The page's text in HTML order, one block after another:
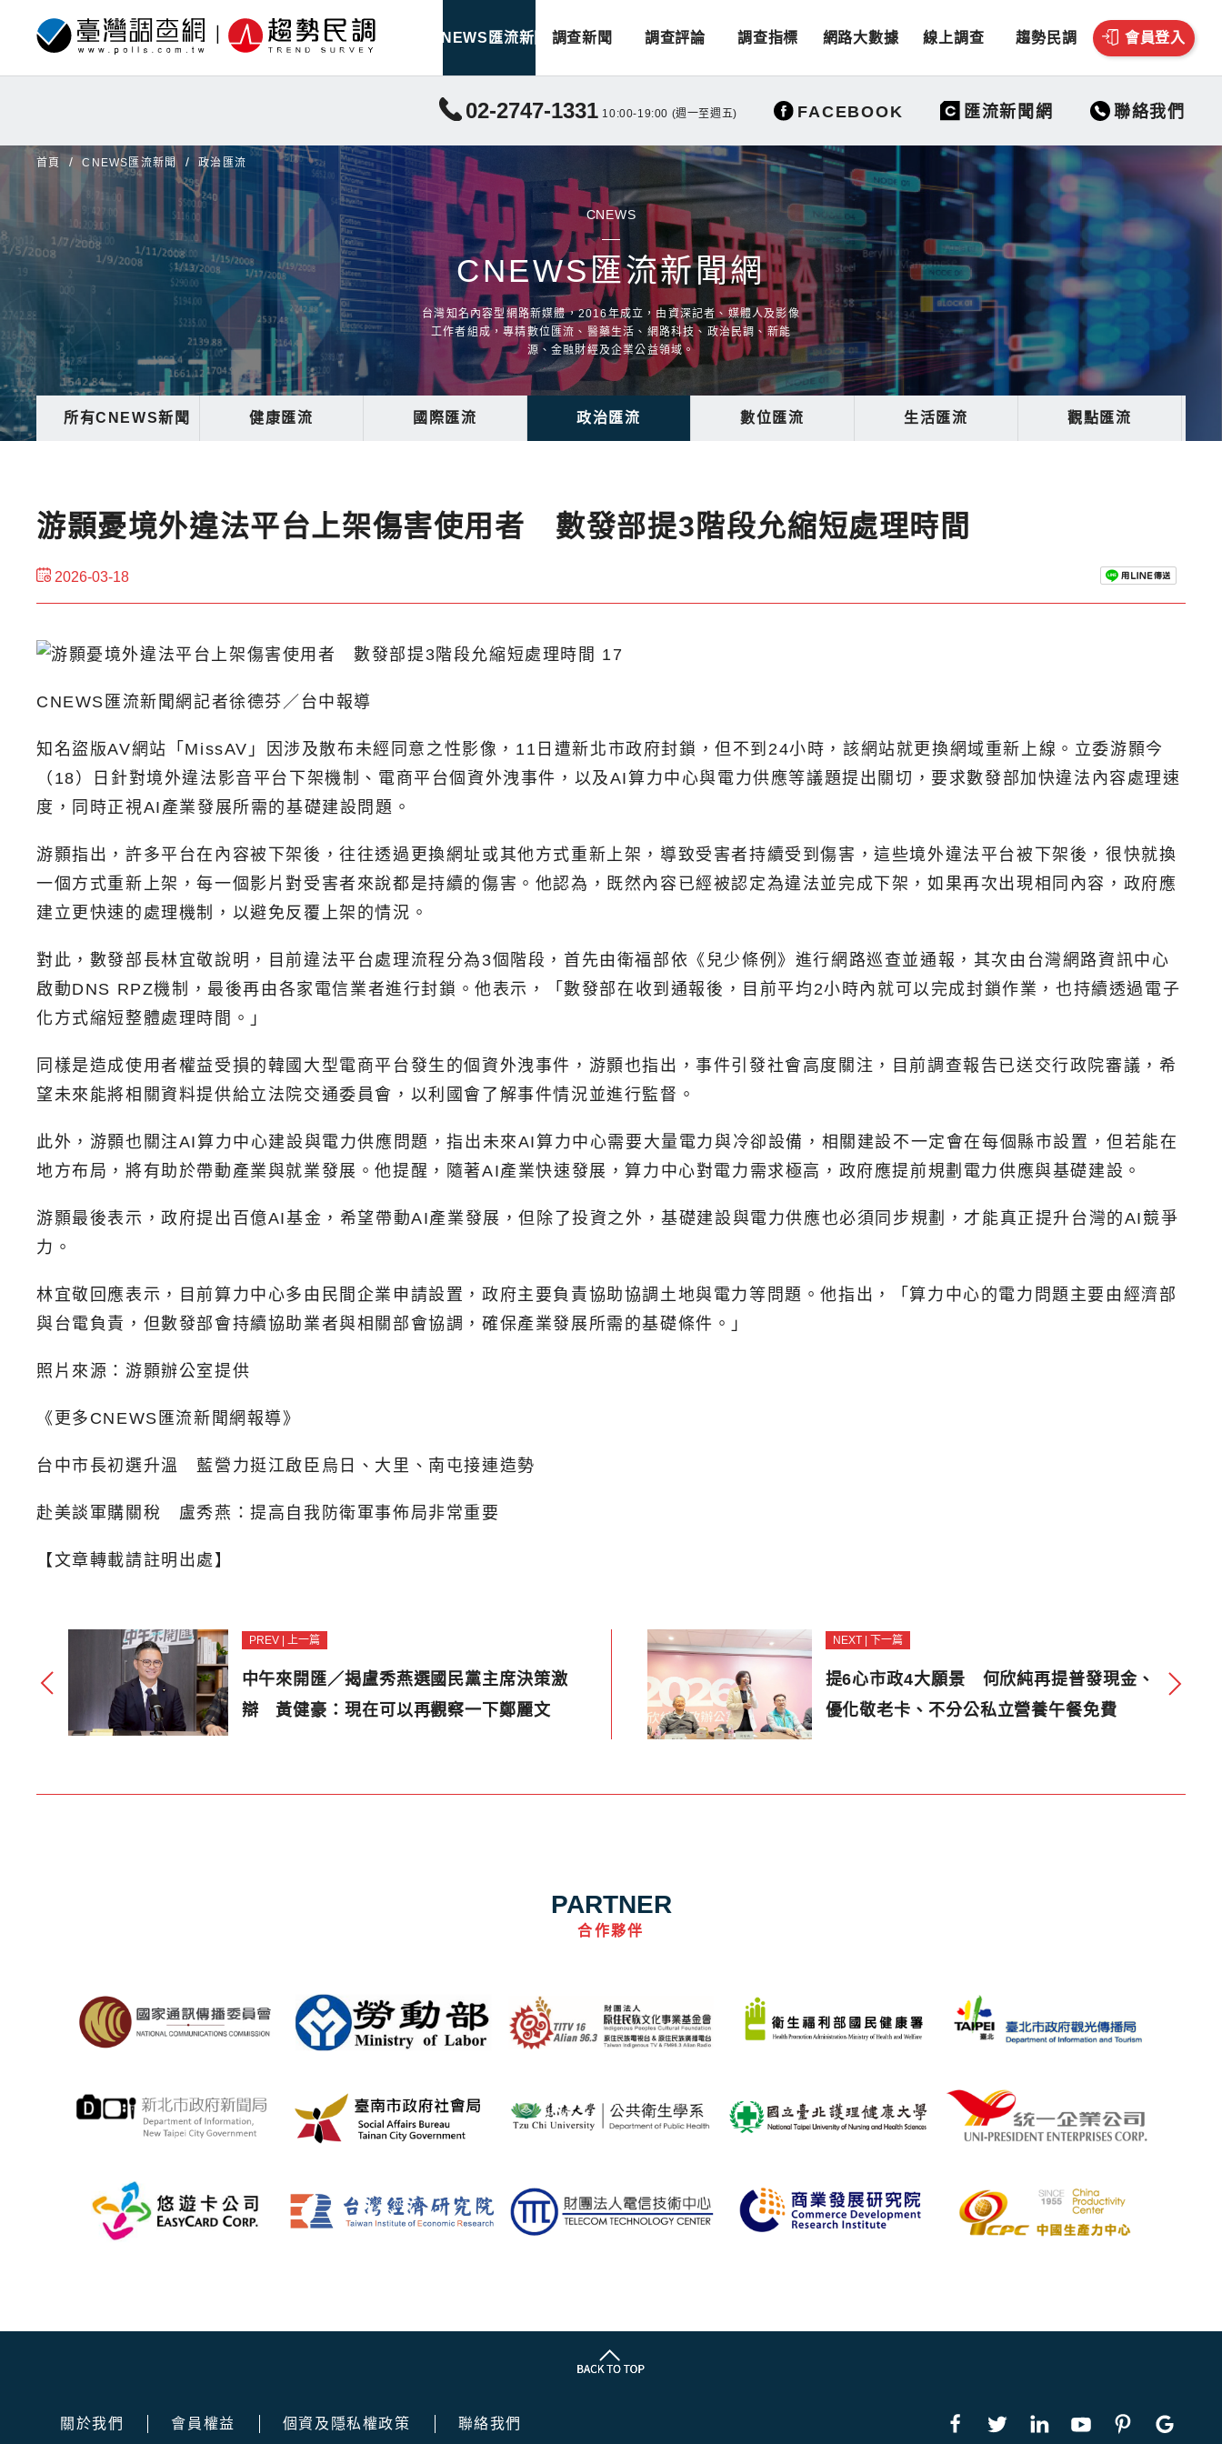
CNEWS匯流新聞 調查新聞 調查評論 調查指標 網路大數據 線上調查 趨勢民調 會員登入
02-2747-1331 10:00-19:00 (週一至週五) FACEBOOK 匯流新聞網 聯絡我們
首頁 CNEWS匯流新聞 政治匯流
CNEWS
CNEWS匯流新聞網
台灣知名內容型網路新媒體，2016年成立，由資深記者、媒體人及影像
工作者組成，專精數位匯流、醫藥生活、網路科技、政治民調、新能
源、金融財經及企業公益領域。
所有CNEWS新聞 健康匯流 國際匯流 政治匯流 數位匯流 生活匯流 觀點匯流
游顥憂境外違法平台上架傷害使用者 數發部提3階段允縮短處理時間
2026-03-18
CNEWS匯流新聞網記者徐德芬／台中報導
知名盜版AV網站「MissAV」因涉及散布未經同意之性影像，11日遭新北市政府封鎖，但不到24小時，該網站就更換網域重新上線。立委游顥今
（18）日針對境外違法影音平台下架機制、電商平台個資外洩事件，以及AI算力中心與電力供應等議題提出關切，要求數發部加快違法內容處理速
度，同時正視AI產業發展所需的基礎建設問題。
游顥指出，許多平台在內容被下架後，往往透過更換網址或其他方式重新上架，導致受害者持續受到傷害，這些境外違法平台被下架後，很快就換
一個方式重新上架，每一個影片對受害者來說都是持續的傷害。他認為，既然內容已經被認定為違法並完成下架，如果再次出現相同內容，政府應
建立更快速的處理機制，以避免反覆上架的情況。
對此，數發部長林宜敬說明，目前違法平台處理流程分為3個階段，首先由衛福部依《兒少條例》進行網路巡查並通報，其次由台灣網路資訊中心
啟動DNS RPZ機制，最後再由各家電信業者進行封鎖。他表示，「數發部在收到通報後，目前平均2小時內就可以完成封鎖作業，也持續透過電子
化方式縮短整體處理時間。」
同樣是造成使用者權益受損的韓國大型電商平台發生的個資外洩事件，游顥也指出，事件引發社會高度關注，目前調查報告已送交行政院審議，希
望未來能將相關資料提供給立法院交通委員會，以利國會了解事件情況並進行監督。
此外，游顥也關注AI算力中心建設與電力供應問題，指出未來AI算力中心需要大量電力與冷卻設備，相關建設不一定會在每個縣市設置，但若能在
地方布局，將有助於帶動產業與就業發展。他提醒，隨著AI產業快速發展，算力中心對電力需求極高，政府應提前規劃電力供應與基礎建設。
游顥最後表示，政府提出百億AI基金，希望帶動AI產業發展，但除了投資之外，基礎建設與電力供應也必須同步規劃，才能真正提升台灣的AI競爭
力。
林宜敬回應表示，目前算力中心多由民間企業申請設置，政府主要負責協助協調土地與電力等問題。他指出，「算力中心的電力問題主要由經濟部
與台電負責，但數發部會持續協助業者與相關部會協調，確保產業發展所需的基礎條件。」
照片來源：游顥辦公室提供
《更多CNEWS匯流新聞網報導》
台中市長初選升溫 藍營力挺江啟臣烏日、大里、南屯接連造勢
赴美談軍購關稅 盧秀燕：提高自我防衛軍事佈局非常重要
【文章轉載請註明出處】
PREV | 上一篇
中午來開匯／揭盧秀燕選國民黨主席決策激
辯 黃健豪：現在可以再觀察一下鄭麗文
NEXT | 下一篇
提6心市政4大願景 何欣純再提普發現金、
優化敬老卡、不分公私立營養午餐免費
PARTNER
合作夥伴
關於我們 會員權益 個資及隱私權政策 聯絡我們